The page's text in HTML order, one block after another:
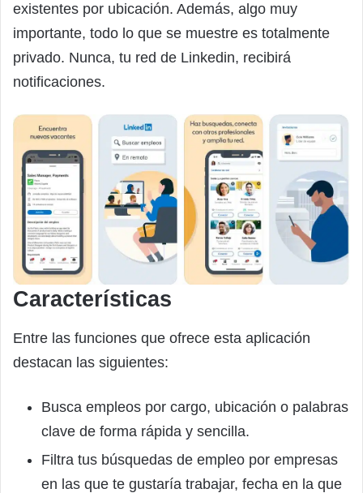
existentes por ubicación. Además, algo muy
importante, todo lo que se muestre es totalmente
privado. Nunca, tu red de Linkedin, recibirá
notificaciones.
Características
Entre las funciones que ofrece esta aplicación
destacan las siguientes:
Busca empleos por cargo, ubicación o palabras
clave de forma rápida y sencilla.
Filtra tus búsquedas de empleo por empresas
en las que te gustaría trabajar, fecha en la que